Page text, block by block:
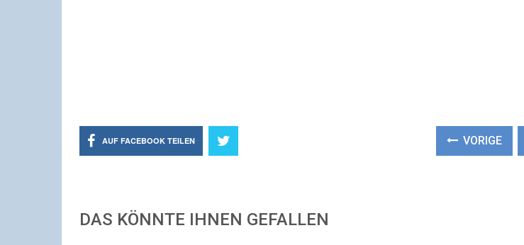
AUF FACEBOOK TEILEN VORIGE
DAS KÖNNTE IHNEN GEFALLEN